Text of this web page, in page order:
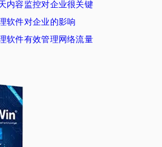
内容监控对企业很关键
软件对企业的影响
软件有效管理网络流量